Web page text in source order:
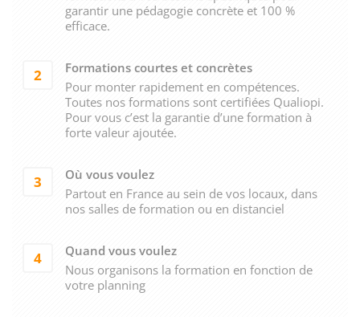
garantir une pédagogie concrète et 100 %
efficace.
2
Formations courtes et concrètes
Pour monter rapidement en compétences.
Toutes nos formations sont certifiées Qualiopi.
Pour vous c’est la garantie d’une formation à
forte valeur ajoutée.
3
Où vous voulez
Partout en France au sein de vos locaux, dans
nos salles de formation ou en distanciel
4
Quand vous voulez
Nous organisons la formation en fonction de
votre planning